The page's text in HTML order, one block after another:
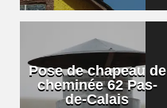
Pose de chapeau de
cheminée 62 Pas-
de-Calais